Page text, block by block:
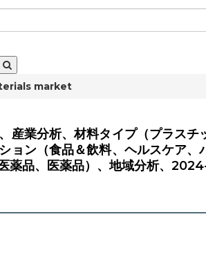
market
産業分析、材料タイプ（プラスチ
ョン（食品＆飲料、ヘルスケア、
薬品、医薬品）、地域分析、